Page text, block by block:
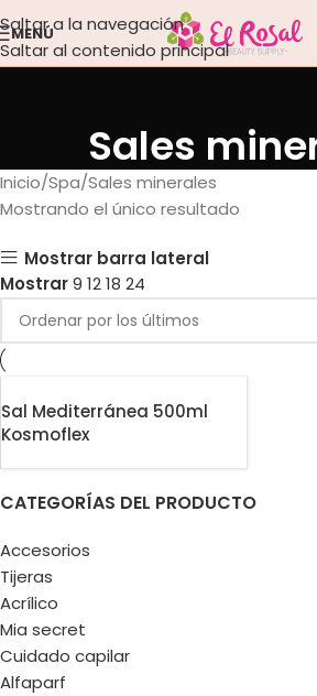
Saltar a la navegación
Saltar al contenido principal
MENÚ
Sales
CATEGORÍAS DEL PRODUCTO
Accesorios
Tijeras
Acrílico
Mia secret
Cuidado capilar
Alfaparf
Inicio Spa Sales minerales
Mostrando el único resultado
Mostrar barra lateral
Mostrar9 1218 24
Sal Mediterránea 500ml
Kosmoflex